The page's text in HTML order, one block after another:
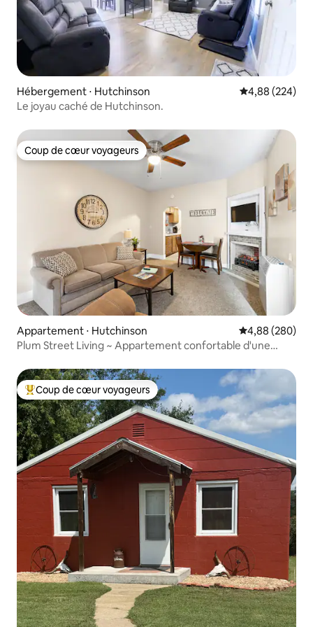
Hébergement ⋅ Hutchinson Évaluation
4,88 (224)
Le joyau caché de Hutchinson.
Coup de cœur voyageurs
Coup de cœur voyageurs
Appartement ⋅ Hutchinson Évaluation
4,88 (280)
Plum Street Living ~ Appartement confortable d'une
Coups de cœur voyageurs les plus appréciés
Coup de cœur voyageurs